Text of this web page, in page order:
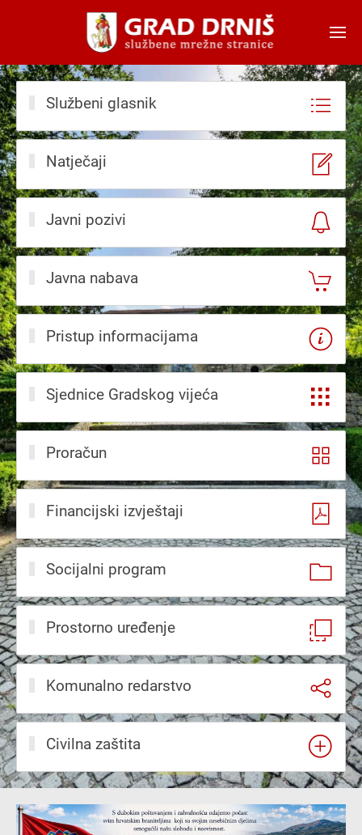
Skip to main content
Službeni glasnik
Natječaji
Javni pozivi
Javna nabava
Pristup informacijama
Sjednice Gradskog vijeća
Proračun
Financijski izvještaji
Socijalni program
Prostorno uređenje
Komunalno redarstvo
Civilna zaštita